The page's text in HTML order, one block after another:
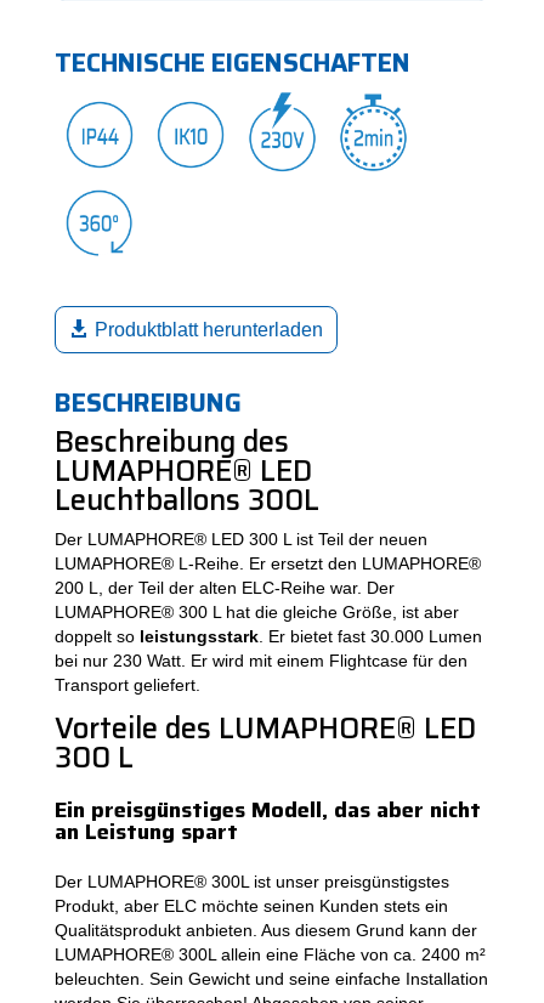
TECHNISCHE EIGENSCHAFTEN
Produktblatt herunterladen
BESCHREIBUNG
Beschreibung des
LUMAPHORE® LED
Leuchtballons 300L
Der LUMAPHORE® LED 300 L ist Teil der neuen
LUMAPHORE® L-Reihe. Er ersetzt den LUMAPHORE®
200 L, der Teil der alten ELC-Reihe war. Der
LUMAPHORE® 300 L hat die gleiche Größe, ist aber
doppelt so leistungsstark. Er bietet fast 30.000 Lumen
bei nur 230 Watt. Er wird mit einem Flightcase für den
Transport geliefert.
Vorteile des LUMAPHORE® LED
300 L
Ein preisgünstiges Modell, das aber nicht
an Leistung spart
Der LUMAPHORE® 300L ist unser preisgünstigstes
Produkt, aber ELC möchte seinen Kunden stets ein
Qualitätsprodukt anbieten. Aus diesem Grund kann der
LUMAPHORE® 300L allein eine Fläche von ca. 2400 m²
beleuchten. Sein Gewicht und seine einfache Installation